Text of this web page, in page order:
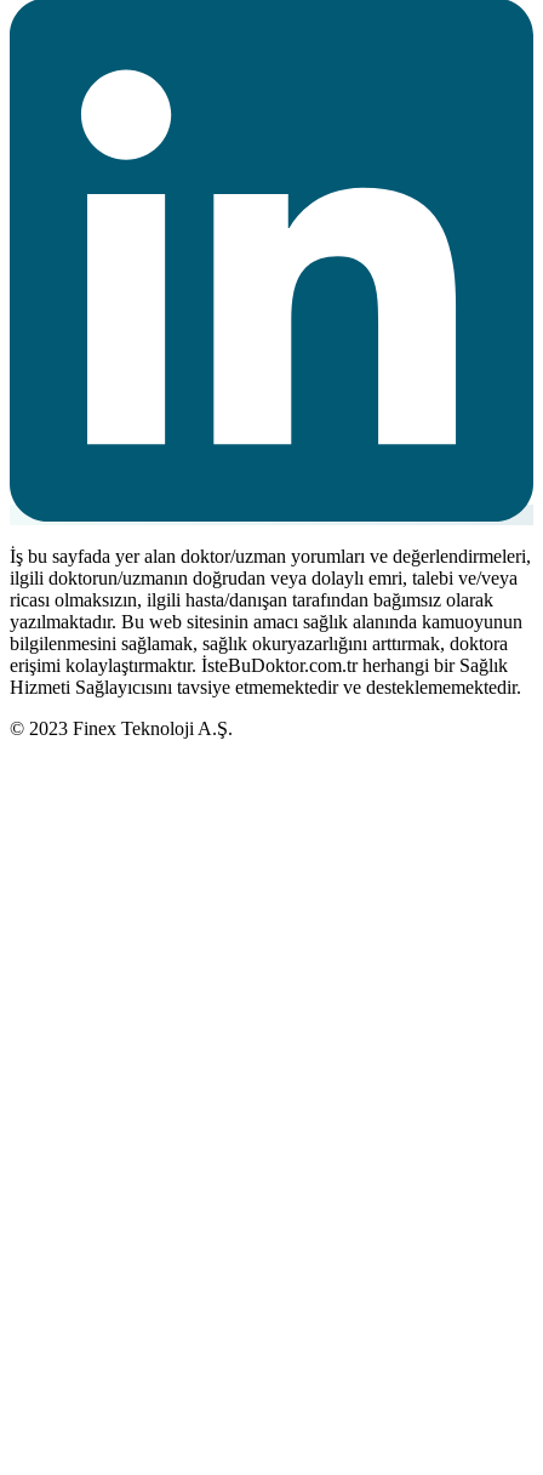
İş bu sayfada yer alan doktor/uzman yorumları ve değerlendirmeleri,
ilgili doktorun/uzmanın doğrudan veya dolaylı emri, talebi ve/veya
ricası olmaksızın, ilgili hasta/danışan tarafından bağımsız olarak
yazılmaktadır. Bu web sitesinin amacı sağlık alanında kamuoyunun
bilgilenmesini sağlamak, sağlık okuryazarlığını arttırmak, doktora
erişimi kolaylaştırmaktır. İsteBuDoktor.com.tr herhangi bir Sağlık
Hizmeti Sağlayıcısını tavsiye etmemektedir ve desteklememektedir.
© 2023 Finex Teknoloji A.Ş.